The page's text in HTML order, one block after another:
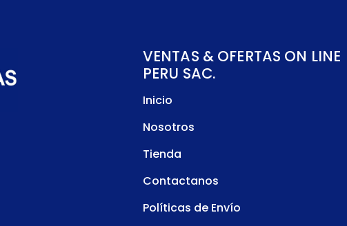
VENTAS & OFERTAS ON LINE
PERU SAC.
Inicio
Nosotros
Tienda
Contactanos
Políticas de Envío